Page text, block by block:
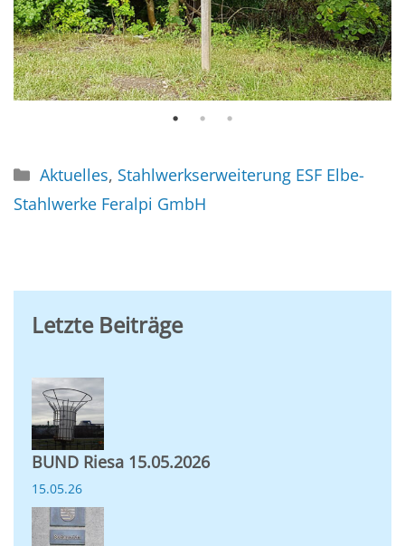
Kategorien
Aktuelles, Stahlwerkserweiterung ESF Elbe-
Stahlwerke Feralpi GmbH
Letzte Beiträge
BUND Riesa 15.05.2026
15.05.26